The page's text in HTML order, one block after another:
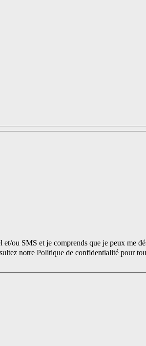
ou SMS et je comprends que je peux me
notre Politique de confidentialité pour